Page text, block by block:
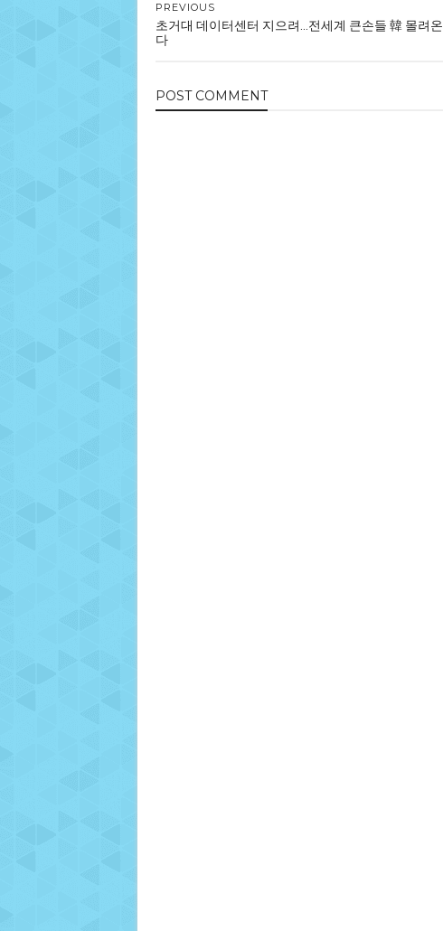
PREVIOUS
초거대 데이터센터 지으려…전세계 큰손들 韓 몰려온
다
POST COMMENT